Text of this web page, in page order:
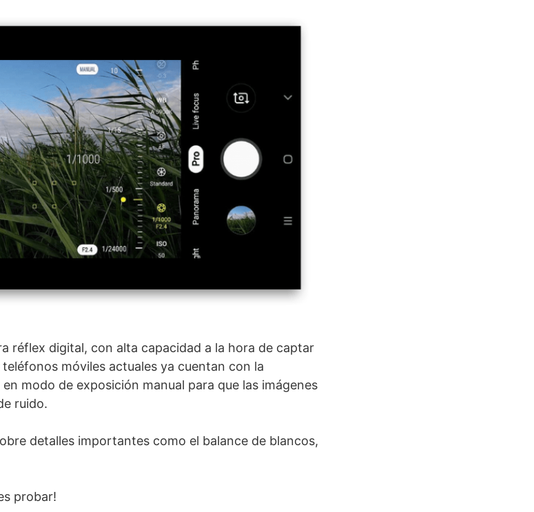
réflex digital, con alta capacidad a la hora de captar
móviles actuales ya cuentan con la
modo de exposición manual para que las imágenes
ruido.
detalles importantes como el balance de blancos,
probar!